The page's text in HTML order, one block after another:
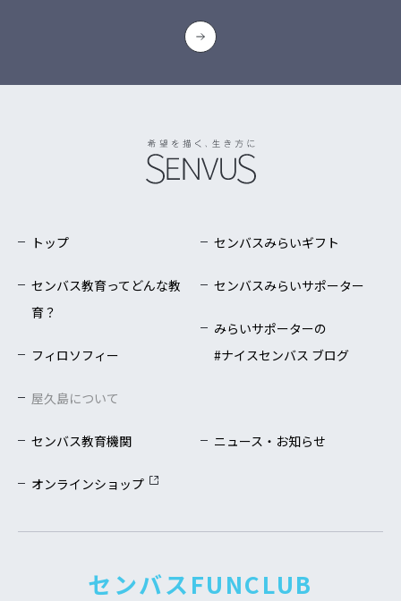
トップ
センバス教育ってどんな教
育？
フィロソフィー
屋久島について
センバスみらいギフト
センバスみらいサポーター
みらいサポーターの
#ナイスセンバス ブログ
センバス教育機関 ニュース・お知らせ
オンラインショップ
センバスFUNCLUB